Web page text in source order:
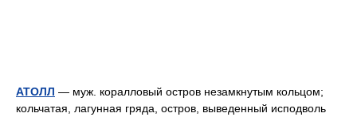
АТОЛЛ — муж. коралловый остров незамкнутым кольцом;
кольчатая, лагунная гряда, остров, выведенный исподволь